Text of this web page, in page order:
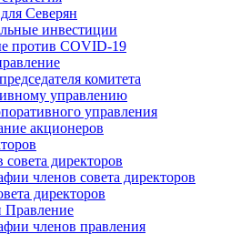
Северян
инвестиции
против COVID‑19
комитета
управлению
управления
акционеров
совета директоров
членов совета директоров
директоров
Правление
членов правления